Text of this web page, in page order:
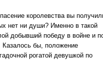
королевства вы
нет ни души? Именно в такой
добывший победу в войне и
Казалось бы, положение
рогатой девушкой по